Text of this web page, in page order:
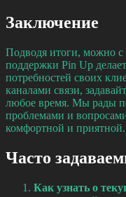
Заключение
Подводя итоги, можно с
поддержки Pin Up
потребностей своих
каналами связи,
любое время. Мы рады
проблемами и
комфортной и приятной.
Часто
Как узнать о